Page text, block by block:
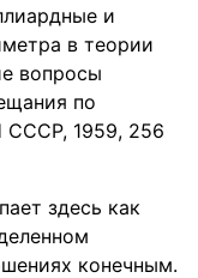
и
в теории
вопросы
по
СССР, 1959, 256
здесь как
конечным.